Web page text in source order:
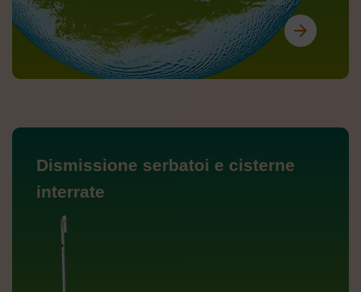
arrow_forward
Dismissione serbatoi e cisterne
interrate